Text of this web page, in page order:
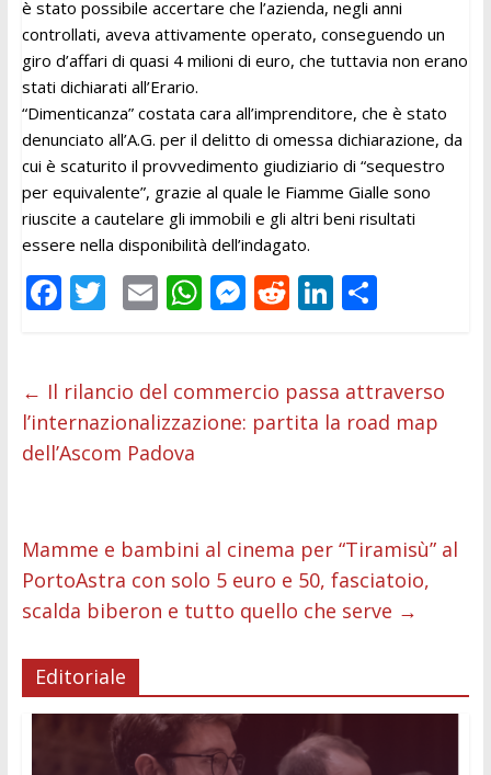
è stato possibile accertare che l’azienda, negli anni
controllati, aveva attivamente operato, conseguendo un
giro d’affari di quasi 4 milioni di euro, che tuttavia non erano
stati dichiarati all’Erario.
“Dimenticanza” costata cara all’imprenditore, che è stato
denunciato all’A.G. per il delitto di omessa dichiarazione, da
cui è scaturito il provvedimento giudiziario di “sequestro
per equivalente”, grazie al quale le Fiamme Gialle sono
riuscite a cautelare gli immobili e gli altri beni risultati
essere nella disponibilità dell’indagato.
F
b
o
o
T
er
E
l
W
s
A
M
e
n
R
di
t
Li
e
dI
C
di
vi
← Il rilancio del commercio passa attraverso
l’internazionalizzazione: partita la road map
dell’Ascom Padova
Mamme e bambini al cinema per “Tiramisù” al
PortoAstra con solo 5 euro e 50, fasciatoio,
scalda biberon e tutto quello che serve →
Editoriale